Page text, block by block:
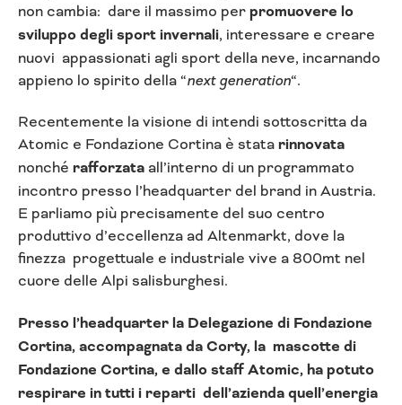
non cambia: dare il massimo perpromuovere lo
sviluppo degli sport invernali, interessare e creare
nuovi appassionati agli sport della neve, incarnando
appieno lo spirito della “next generation“.
Recentemente la visione di intendi sottoscritta da
Atomic e Fondazione Cortina è statarinnovata
nonché rafforzata all’interno di un programmato
incontro presso l’headquarter del brand in Austria.
E parliamo più precisamente del suo centro
produttivo d’eccellenza ad Altenmarkt, dove la
finezza progettuale e industriale vive a 800mt nel
cuore delle Alpi salisburghesi.
Presso l’headquarter la Delegazione di Fondazione
Cortina, accompagnata da Corty, la mascotte di
Fondazione Cortina, e dallo staff Atomic, ha potuto
respirare in tutti i reparti dell’azienda quell’energia